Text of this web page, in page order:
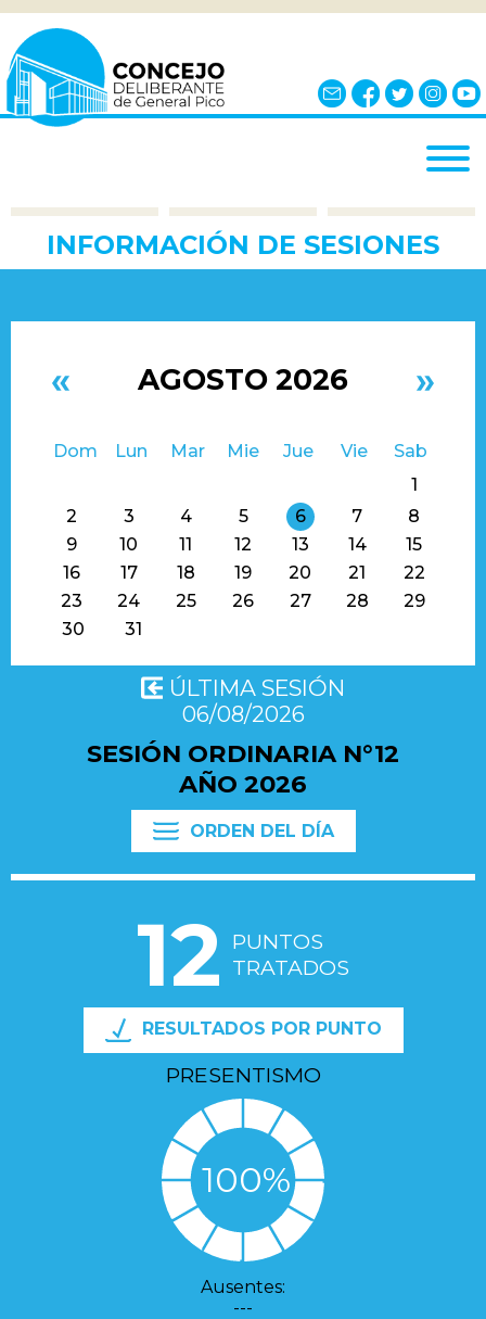
INICIO
EL CONCEJO
BLOQUES
NOTICIAS
CONCEJO TRANSPARENTE
INFORMACIÓN DE SESIONES
¿EN QUÉ ESTAMOS TRABAJANDO?
SEGUIMIENTO DE TRÁMITES
BUSCADOR DE NORMATIVAS
INFORMACIÓN DE SESIONES
AGOSTO 2026
Dom Lun Mar Mie Jue Vie
Sab
1
2
3 4 5 6 7
8
9
10 11 12 13 14
15
16
17 18 19 20 21
22
23
24 25 26 27 28
29
30
31
ÚLTIMA SESIÓN
06/08/2026
SESIÓN ORDINARIA N°12
AÑO 2026
ORDEN DEL DÍA
12 PUNTOS
TRATADOS
RESULTADOS POR PUNTO
PRESENTISMO
100%
Ausentes:
---